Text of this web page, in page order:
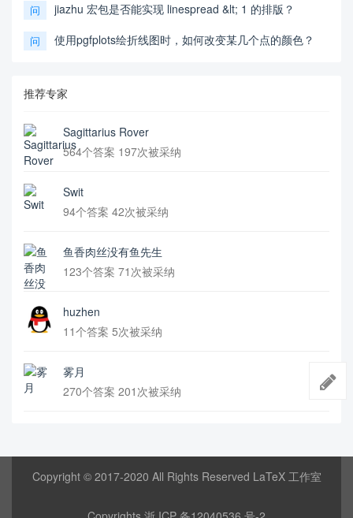
问 jiazhu 宏包是否能实现 linespread &lt; 1 的排版？
问 使用pgfplots绘折线图时，如何改变某几个点的颜色？
推荐专家
Sagittarius Rover
564个答案 197次被采纳
Swit
94个答案 42次被采纳
鱼香肉丝没有鱼先生
123个答案 71次被采纳
huzhen
11个答案 5次被采纳
雾月
270个答案 201次被采纳
Copyright © 2017-2020 All Rights Reserved LaTeX 工作室